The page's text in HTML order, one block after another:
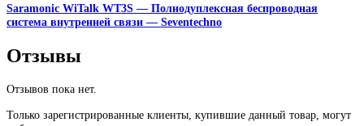
Saramonic WiTalk WT3S — Полнодуплексная беспроводная
система внутренней связи — Seventechno
Отзывы
Отзывов пока нет.
Только зарегистрированные клиенты, купившие данный товар, могут